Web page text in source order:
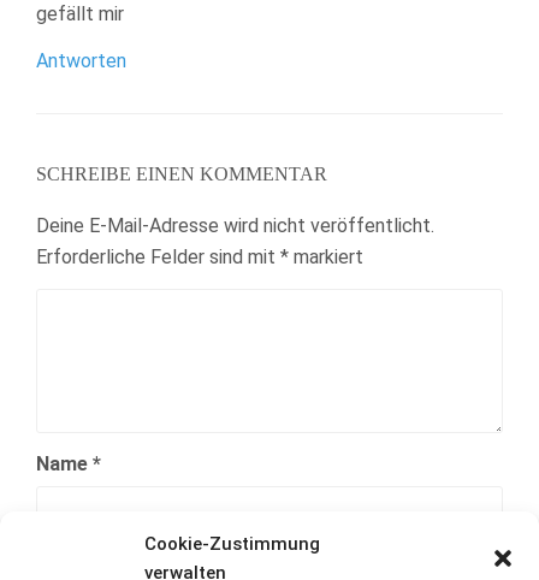
Cookie-Zustimmung
verwalten
gefällt mir
Antworten
SCHREIBE EINEN KOMMENTAR
Deine E-Mail-Adresse wird nicht veröffentlicht.
Erforderliche Felder sind mit * markiert
Name *
E-Mail-Adresse*